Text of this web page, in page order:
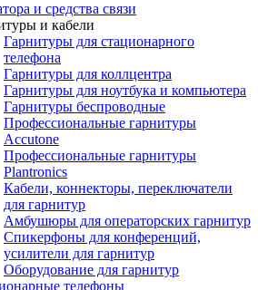
и средства связи
и кабели
Гарнитуры для стационарного
телефона
Гарнитуры для коллцентра
Гарнитуры для ноутбука и компьютера
Гарнитуры беспроводные
Профессиональные гарнитуры
Accutone
Профессиональные гарнитуры
Plantronics
Кабели, коннекторы, переключатели
для гарнитур
Амбушюры для операторских гарнитур
Cпикерфоны для конференций,
усилители для гарнитур
Оборудование для гарнитур
телефоны